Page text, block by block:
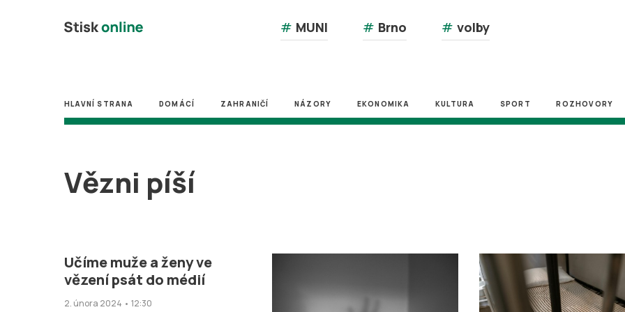
# MUNI # Brno # volby
HLAVNÍ STRANA DOMÁCÍ ZAHRANIČÍ NÁZORY EKONOMIKA KULTURA SPORT ROZHOVORY
Vězni píší
Učíme muže a ženy ve
vězení psát do médií
2. února 2024 • 12:30